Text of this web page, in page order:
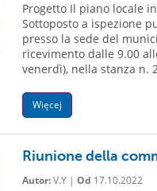
Progetto Il piano locale
Sottoposto a ispezione
presso la sede del
ricevimento dalle 9.00
venerdì), nella stanza n.
Więcej
Riunione della
Autor:V.Y | Od 17.10.2022